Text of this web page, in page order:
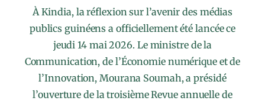
À Kindia, la réflexion sur l’avenir des médias
publics guinéens a officiellement été lancée ce
jeudi 14 mai 2026. Le ministre de la
Communication, de l’Économie numérique et de
l’Innovation, Mourana Soumah, a présidé
l’ouverture de la troisième Revue annuelle de